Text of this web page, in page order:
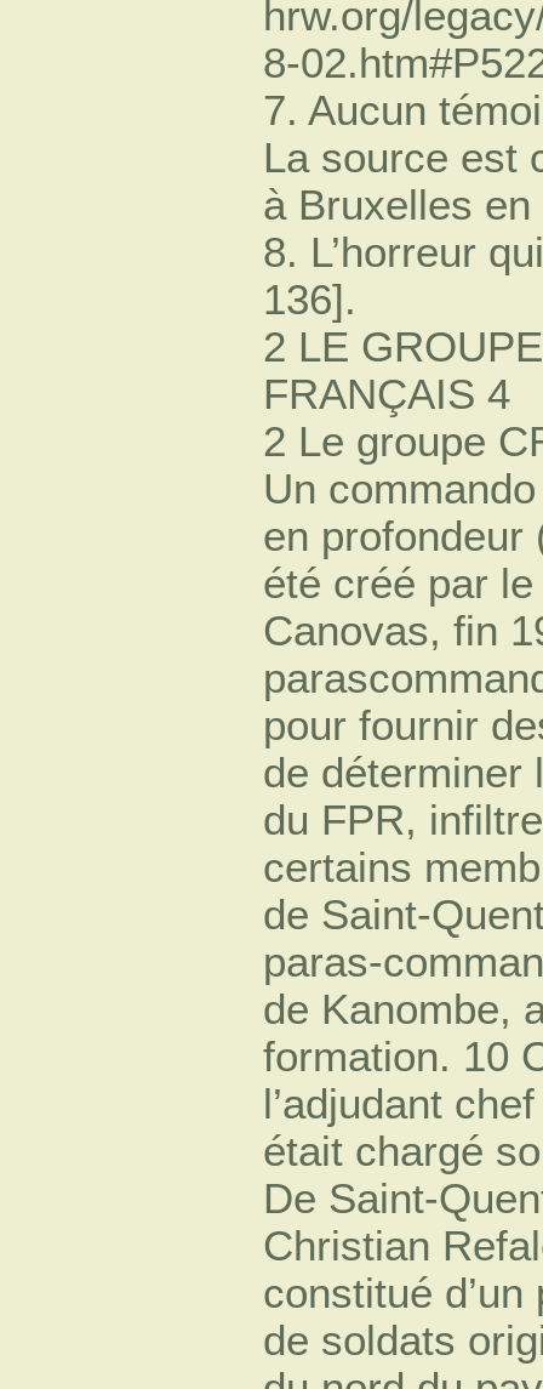
hrw.org/
8-
7. Aucun
La source est
à Bruxelles
8. L’horreur
136].
2 LE
FRANÇAIS 4
2 Le groupe
Un
en profondeur
été créé par
Canovas, fin
pour fournir
de déterminer
du FPR,
certains
de Saint-
paras-
de Kanombe,
formation. 10
l’adjudant
était chargé
De Saint-
Christian
constitué
de soldats